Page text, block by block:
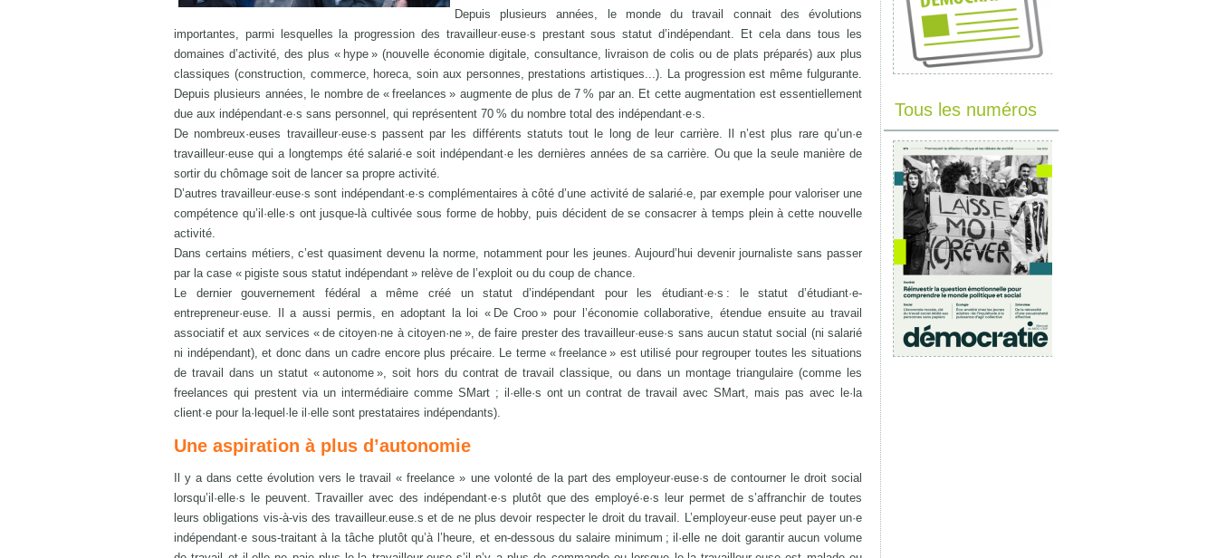
Depuis plusieurs années, le monde du travail connait des évolutions
importantes, parmi lesquelles la progression des travailleur·euse·s prestant sous statut d’indépendant. Et cela dans tous les
domaines d’activité, des plus « hype » (nouvelle économie digitale, consultance, livraison de colis ou de plats préparés) aux plus
classiques (construction, commerce, horeca, soin aux personnes, prestations artistiques...). La progression est même fulgurante.
Depuis plusieurs années, le nombre de « freelances » augmente de plus de 7 % par an. Et cette augmentation est essentiellement
due aux indépendant·e·s sans personnel, qui représentent 70 % du nombre total des indépendant·e·s.
De nombreux·euses travailleur·euse·s passent par les différents statuts tout le long de leur carrière. Il n’est plus rare qu’un·e
travailleur·euse qui a longtemps été salarié·e soit indépendant·e les dernières années de sa carrière. Ou que la seule manière de
sortir du chômage soit de lancer sa propre activité.
D’autres travailleur·euse·s sont indépendant·e·s complémentaires à côté d’une activité de salarié·e, par exemple pour valoriser une
compétence qu’il·elle·s ont jusque-là cultivée sous forme de hobby, puis décident de se consacrer à temps plein à cette nouvelle
activité.
Dans certains métiers, c’est quasiment devenu la norme, notamment pour les jeunes. Aujourd’hui devenir journaliste sans passer
par la case « pigiste sous statut indépendant » relève de l’exploit ou du coup de chance.
Le dernier gouvernement fédéral a même créé un statut d’indépendant pour les étudiant·e·s : le statut d’étudiant·e-
entrepreneur·euse. Il a aussi permis, en adoptant la loi « De Croo » pour l’économie collaborative, étendue ensuite au travail
associatif et aux services « de citoyen·ne à citoyen·ne », de faire prester des travailleur·euse·s sans aucun statut social (ni salarié
ni indépendant), et donc dans un cadre encore plus précaire. Le terme « freelance » est utilisé pour regrouper toutes les situations
de travail dans un statut « autonome », soit hors du contrat de travail classique, ou dans un montage triangulaire (comme les
freelances qui prestent via un intermédiaire comme SMart ; il·elle·s ont un contrat de travail avec SMart, mais pas avec le·la
client·e pour la·lequel·le il·elle sont prestataires indépendants).
Une aspiration à plus d’autonomie
Il y a dans cette évolution vers le travail « freelance » une volonté de la part des employeur·euse·s de contourner le droit social
lorsqu’il·elle·s le peuvent. Travailler avec des indépendant·e·s plutôt que des employé·e·s leur permet de s’affranchir de toutes
leurs obligations vis-à-vis des travailleur.euse.s et de ne plus devoir respecter le droit du travail. L’employeur·euse peut payer un·e
indépendant·e sous-traitant à la tâche plutôt qu’à l’heure, et en-dessous du salaire minimum ; il·elle ne doit garantir aucun volume
Tous les numéros